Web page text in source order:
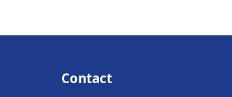
Contact